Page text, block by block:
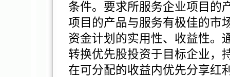
条件。要求所服务企业项目的
项目的产品与服务有极佳的市
资金计划的实用性、收益性。
转换优先股投资于目标企业，
在可分配的收益内优先分享红